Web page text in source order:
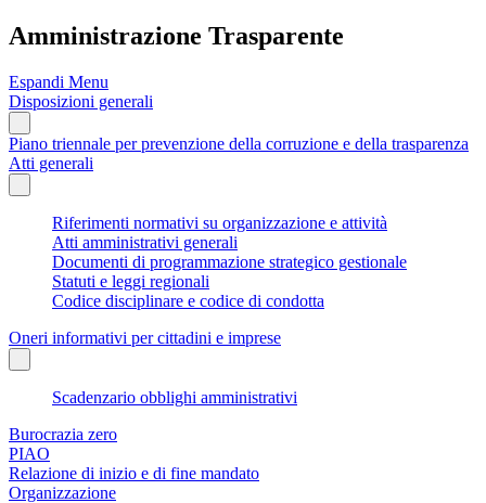
Amministrazione Trasparente
Espandi Menu
Disposizioni generali
Piano triennale per prevenzione della corruzione e della trasparenza
Atti generali
Riferimenti normativi su organizzazione e attività
Atti amministrativi generali
Documenti di programmazione strategico gestionale
Statuti e leggi regionali
Codice disciplinare e codice di condotta
Oneri informativi per cittadini e imprese
Scadenzario obblighi amministrativi
Burocrazia zero
PIAO
Relazione di inizio e di fine mandato
Organizzazione